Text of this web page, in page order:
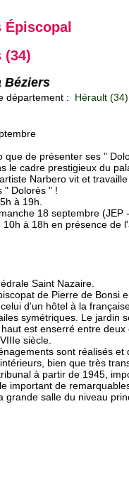
Épiscopal
(34)
Béziers
département : Hérault (34)
que de présenter ses "
le cadre prestigieux du
Narbero vit et travaille
" Dolorès " !
à 19h.
18 septembre (JEP -
à 18h en présence de
Saint Nazaire.
de Pierre de Bonsi
d'un hôtel à la
symétriques. Le jardin
est enserré entre deux
siècle.
sont réalisés et
bien que très
à partir de 1945,
important de
grande salle du niveau